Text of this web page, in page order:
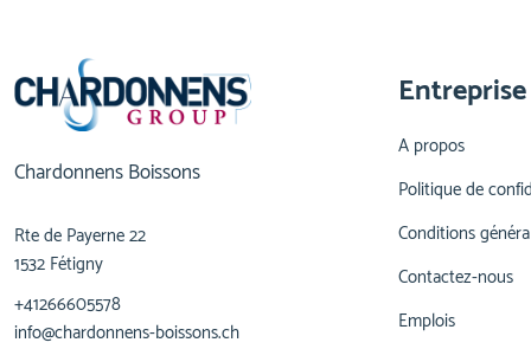
Chardonnens Boissons
Rte de Payerne 22
1532 Fétigny
+41266605578
info@chardonnens-boissons.ch
Entreprise
A propos
Politique de
Conditions
Contactez-nous
Emplois